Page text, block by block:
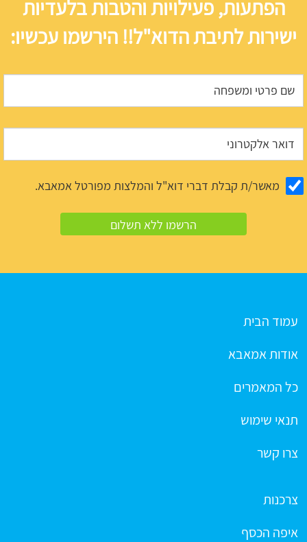
הפתעות, פעילויות והטבות בלעדיות
ישירות לתיבת הדוא"ל!! הירשמו עכשיו:
מאשר/ת קבלת דברי דוא"ל והמלצות מפורטל אמאבא.
עמוד הבית
אודות אמאבא
כל המאמרים
תנאי שימוש
צרו קשר
צרכנות
איפה הכסף